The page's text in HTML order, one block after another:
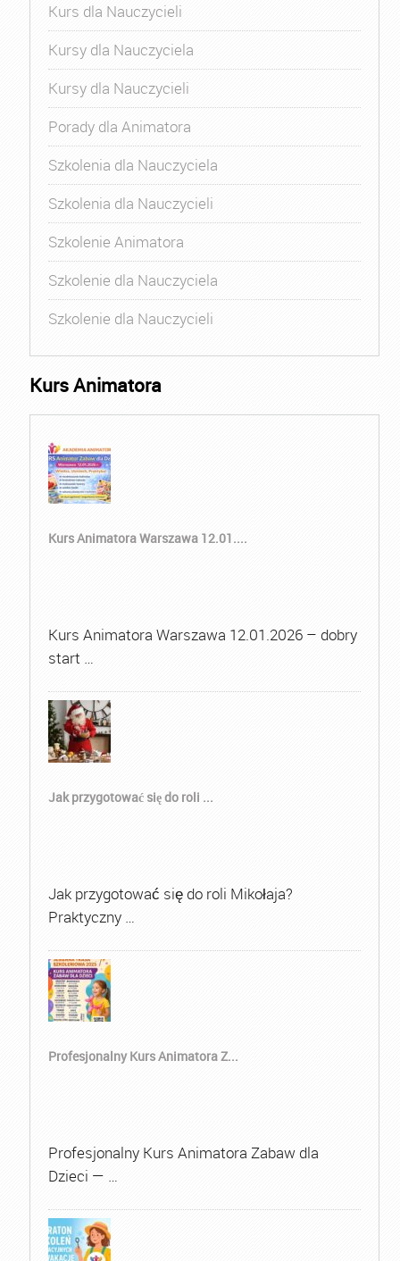
Kurs dla Nauczycieli
Kursy dla Nauczyciela
Kursy dla Nauczycieli
Porady dla Animatora
Szkolenia dla Nauczyciela
Szkolenia dla Nauczycieli
Szkolenie Animatora
Szkolenie dla Nauczyciela
Szkolenie dla Nauczycieli
Kurs Animatora
Kurs Animatora Warszawa 12.01....
Kurs Animatora Warszawa 12.01.2026 – dobry
start …
Jak przygotować się do roli ...
Jak przygotować się do roli Mikołaja?
Praktyczny …
Profesjonalny Kurs Animatora Z...
Profesjonalny Kurs Animatora Zabaw dla
Dzieci — …